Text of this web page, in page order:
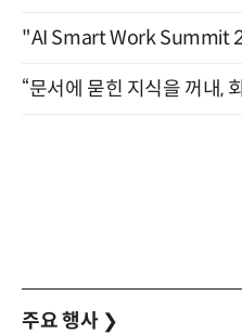
"AI Smart Work Summit
주요 행사 ❯